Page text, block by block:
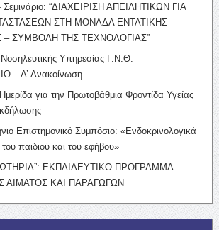
Σεμινάριο: “ΔΙΑΧΕΙΡΙΣΗ ΑΠΕΙΛΗΤΙΚΩΝ ΓΙΑ
ΣΤΗ ΜΟΝΑΔΑ ΕΝΤΑΤΙΚΗΣ
– ΣΥΜΒΟΛΗ ΤΗΣ ΤΕΧΝΟΛΟΓΙΑΣ”
Υπηρεσίας Γ.Ν.Θ.
– Α’ Ανακοίνωση
για την Πρωτοβάθμια Φροντίδα Υγείας
Επιστημονικό Συμπόσιο: «Ενδοκρινολογικά
παιδιού και του εφήβου»
ΕΚΠΑΙΔΕΥΤΙΚΟ ΠΡΟΓΡΑΜΜΑ
ΑΙΜΑΤΟΣ ΚΑΙ ΠΑΡΑΓΩΓΩΝ